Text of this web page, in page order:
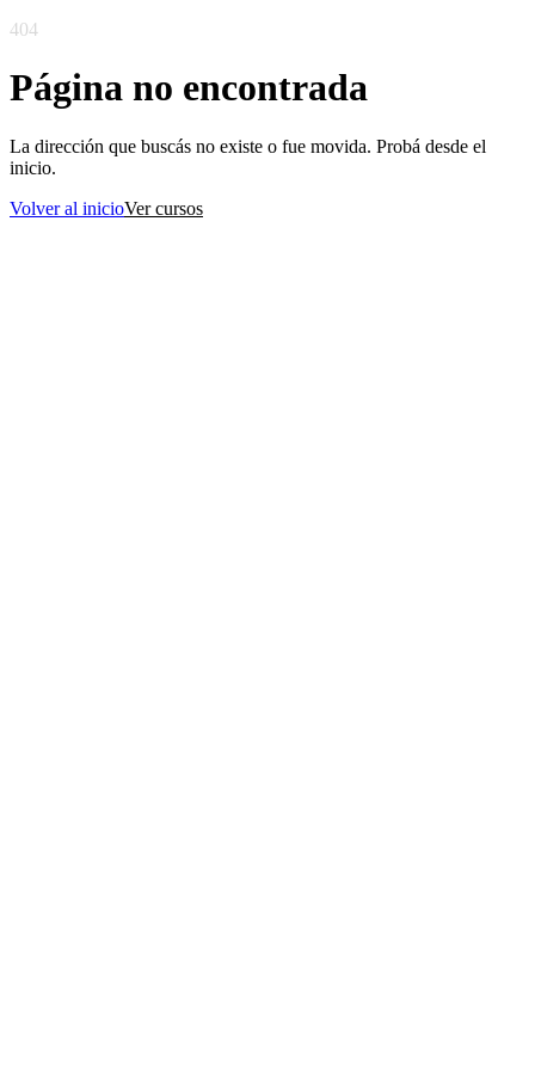
404
Página no encontrada
La dirección que buscás no existe o fue movida. Probá desde el
inicio.
Volver al inicioVer cursos